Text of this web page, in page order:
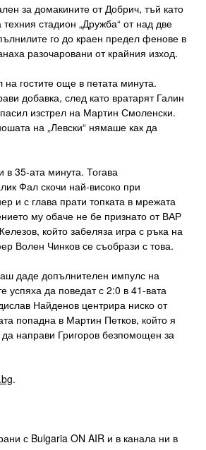
за домакините от Добрич, тъй като
стадион „Дружба“ от над две
го до краен предел фенове в
разочаровани от крайния изход.
на гостите още в петата минута.
добавка, след като вратарят Галин
изстрел на Мартин Смоленски.
на „Левски“ нямаше как да
в 35-ата минута. Тогава
Фал скочи най-високо при
и с глава прати топката в мрежата
му обаче не бе признато от ВАР
който забеляза игра с ръка на
Волен Чинков се съобрази с това.
даде допълнителен импулс на
успяха да поведат с 2:0 в 41-вата
Найденов центрира ниско от
попадна в Мартин Петков, който я
направи Григоров безпомощен за
.
с Bulgaria ON AIR и в канала ни в